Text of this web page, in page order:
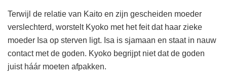
Terwijl de relatie van Kaito en zijn gescheiden moeder
verslechterd, worstelt Kyoko met het feit dat haar zieke
moeder Isa op sterven ligt. Isa is sjamaan en staat in nauw
contact met de goden. Kyoko begrijpt niet dat de goden
juist háár moeten afpakken.